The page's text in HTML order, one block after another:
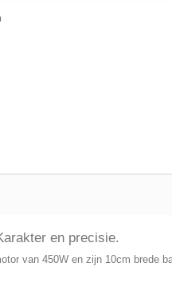
en precisie.
van 450W en zijn 10cm brede